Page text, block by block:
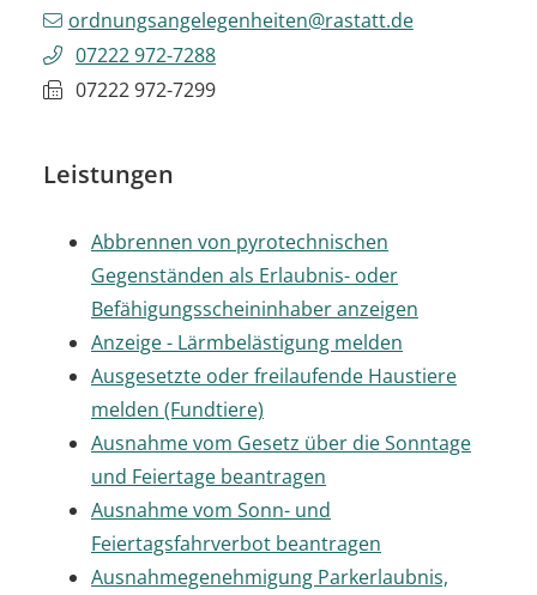
ordnungsangelegenheiten@rastatt.de
07222 972-7288
07222 972-7299
Leistungen
Abbrennen von pyrotechnischen
Gegenständen als Erlaubnis- oder
Befähigungsscheininhaber anzeigen
Anzeige - Lärmbelästigung melden
Ausgesetzte oder freilaufende Haustiere
melden (Fundtiere)
Ausnahme vom Gesetz über die Sonntage
und Feiertage beantragen
Ausnahme vom Sonn- und
Feiertagsfahrverbot beantragen
Ausnahmegenehmigung Parkerlaubnis,